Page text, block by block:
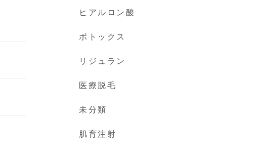
ヒアルロン酸
ボトックス
リジュラン
医療脱毛
未分類
肌育注射